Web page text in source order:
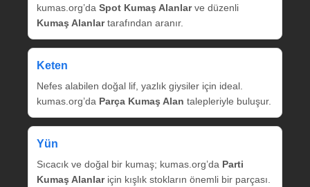
kumas.org’da Spot Kumaş Alanlarve düzenli
Kumaş Alanlartarafından aranır.
Keten
Nefes alabilen doğal lif, yazlık giysiler için ideal.
kumas.org’da Parça Kumaş Alan talepleriyle buluşur.
Yün
Sıcacık ve doğal bir kumaş; kumas.org’da Parti
Kumaş Alanlariçin kışlık stokların önemli bir parçası.